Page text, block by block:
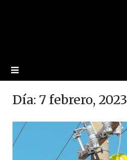
Día: 7 febrero, 2023